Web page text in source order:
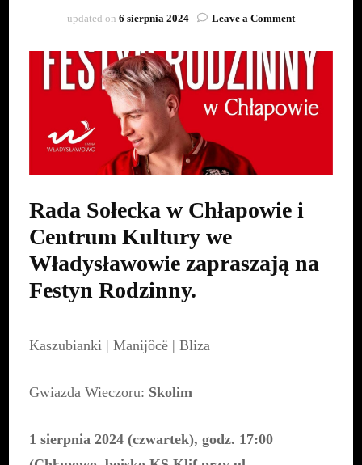
updated on 6 sierpnia 2024 Leave a Commenton
Festyn
Rodzinny
sierpnia
Rada Sołecka w Chłapowie i
Centrum Kultury we
Władysławowie zapraszają na
Festyn Rodzinny.
Kaszubianki | Manijôcë | Bliza
Gwiazda Wieczoru: Skolim
1 sierpnia 2024 (czwartek), godz. 17:00